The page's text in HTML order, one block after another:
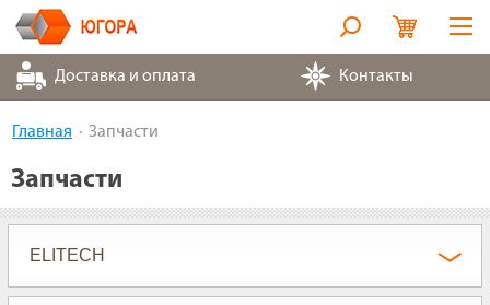
Оборудование
Контакты
Доставка и оплата Контакты
Главная Запчасти
Запчасти